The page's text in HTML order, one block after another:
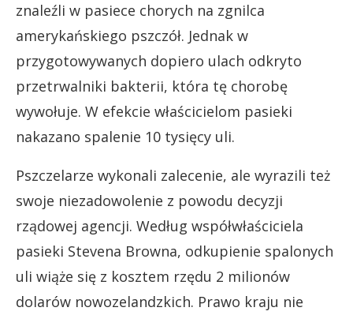
znaleźli w pasiece chorych na zgnilca
amerykańskiego pszczół. Jednak w
przygotowywanych dopiero ulach odkryto
przetrwalniki bakterii, która tę chorobę
wywołuje. W efekcie właścicielom pasieki
nakazano spalenie 10 tysięcy uli.
Pszczelarze wykonali zalecenie, ale wyrazili też
swoje niezadowolenie z powodu decyzji
rządowej agencji. Według współwłaściciela
pasieki Stevena Browna, odkupienie spalonych
uli wiąże się z kosztem rzędu 2 milionów
dolarów nowozelandzkich. Prawo kraju nie